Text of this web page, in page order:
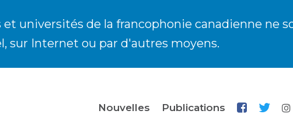
et universités de la francophonie canadienne ne
sur Internet ou par d'autres moyens.
Nouvelles Publications